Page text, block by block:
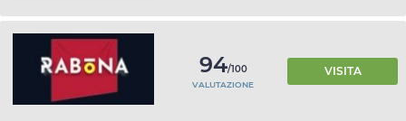
94/100
VALUTAZIONE
VISITA